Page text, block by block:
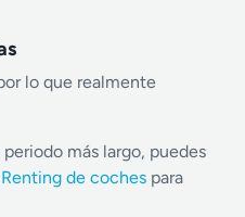
lo que realmente
más largo, puedes
Renting de coches para